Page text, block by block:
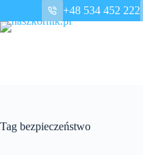
treści
+48 534 452 222
Tag bezpieczeństwo